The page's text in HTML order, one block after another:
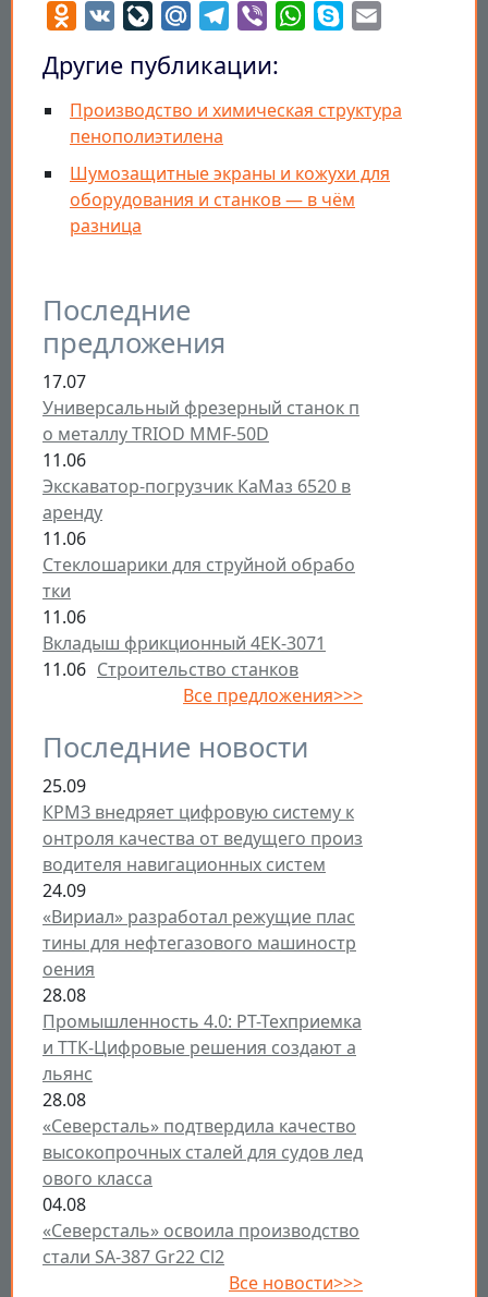
Последние
предложения
17.07
Универсальный фрезерный станок п
о металлу TRIOD MMF-50D
11.06
Экскаватор-погрузчик КаМаз 6520 в
аренду
11.06
Стеклошарики для струйной обрабо
тки
11.06
Вкладыш фрикционный 4ЕК-3071
11.06 Строительство станков
Все предложения>>>
Последние новости
25.09
КРМЗ внедряет цифровую систему к
онтроля качества от ведущего произ
водителя навигационных систем
24.09
«Вириал» разработал режущие плас
тины для нефтегазового машиностр
оения
28.08
Промышленность 4.0: РТ-Техприемка
и ТТК-Цифровые решения создают а
льянс
28.08
«Северсталь» подтвердила качество
высокопрочных сталей для судов лед
ового класса
04.08
«Северсталь» освоила производство
стали SA-387 Gr22 Cl2
Все новости>>>
Odnoklassniki
VK LiveJournal
Mail.RuTelegram
Viber WhatsApp
Skype
Другие публикации:
Производство и химическая структура
пенополиэтилена
Шумозащитные экраны и кожухи для
оборудования и станков — в чём
разница